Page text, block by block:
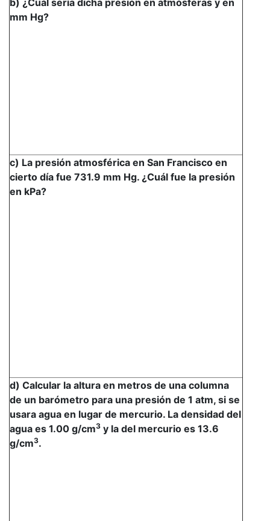
mm Hg?
c) La presión atmosférica en San Francisco en
cierto día fue 731.9 mm Hg. ¿Cuál fue la presión
en kPa?
d) Calcular la altura en metros de una columna
de un barómetro para una presión de 1 atm, si se
usara agua en lugar de mercurio. La densidad del
agua es 1.00 g/cm3 y la del mercurio es 13.6
g/cm3.